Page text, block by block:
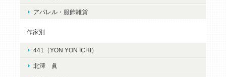
アパレル・服飾雑貨
作家別
441（YON YON ICHI）
北澤 眞